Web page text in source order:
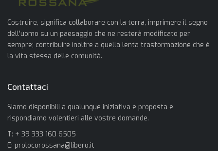
Costruire, significa collaborare con la terra, imprimere il segno
dell'uomo su un paesaggio che ne resterà modificato per
sempre; contribuire inoltre a quella lenta trasformazione che è
la vita stessa delle comunità.
Contattaci
Siamo disponibili a qualunque iniziativa e proposta e
rispondiamo volentieri alle vostre domande.
T: + 39 333 160 6505
E: prolocorossana@libero.it